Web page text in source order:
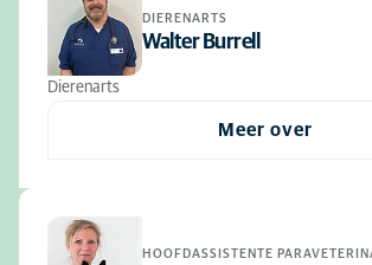
DIERENARTS
Walter Burrell
Dierenarts
Meer over
HOOFDASSISTENTE